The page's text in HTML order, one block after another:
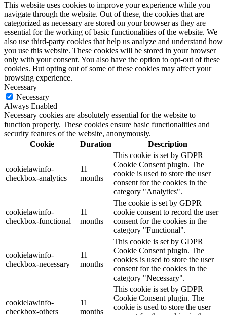
This website uses cookies to improve your experience while you
navigate through the website. Out of these, the cookies that are
categorized as necessary are stored on your browser as they are
essential for the working of basic functionalities of the website. We
also use third-party cookies that help us analyze and understand how
you use this website. These cookies will be stored in your browser
only with your consent. You also have the option to opt-out of these
cookies. But opting out of some of these cookies may affect your
browsing experience.
Necessary
Necessary
Always Enabled
Necessary cookies are absolutely essential for the website to
function properly. These cookies ensure basic functionalities and
security features of the website, anonymously.
Cookie
Duration Description
cookielawinfo-
checkbox-analytics
11
months
This cookie is set by GDPR
Cookie Consent plugin. The
cookie is used to store the user
consent for the cookies in the
category "Analytics".
cookielawinfo-
checkbox-functional
11
months
The cookie is set by GDPR
cookie consent to record the user
consent for the cookies in the
category "Functional".
cookielawinfo-
checkbox-necessary
11
months
This cookie is set by GDPR
Cookie Consent plugin. The
cookies is used to store the user
consent for the cookies in the
category "Necessary".
cookielawinfo-
checkbox-others
11
months
This cookie is set by GDPR
Cookie Consent plugin. The
cookie is used to store the user